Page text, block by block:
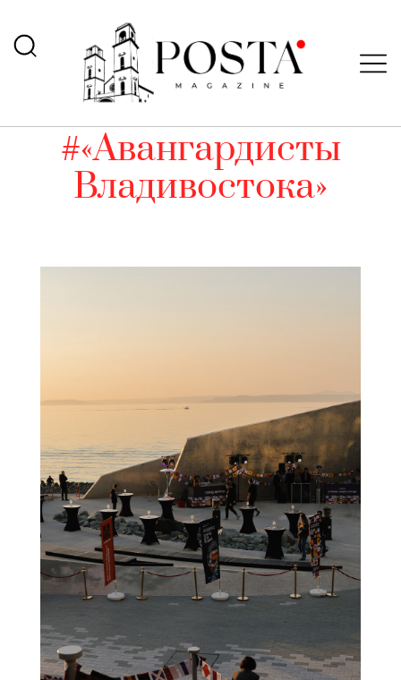
#«Авангардисты
Владивостока»